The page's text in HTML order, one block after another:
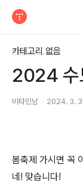
카테고리 없음
2024 수
비타민남 2024. 3.
봄축제 가시면 꼭
네! 맞습니다!